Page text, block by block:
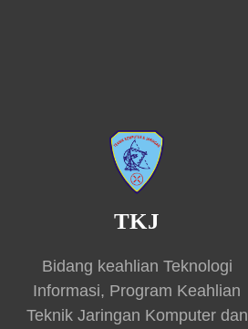
TKJ
Bidang keahlian Teknologi
Informasi, Program Keahlian
Teknik Jaringan Komputer dan